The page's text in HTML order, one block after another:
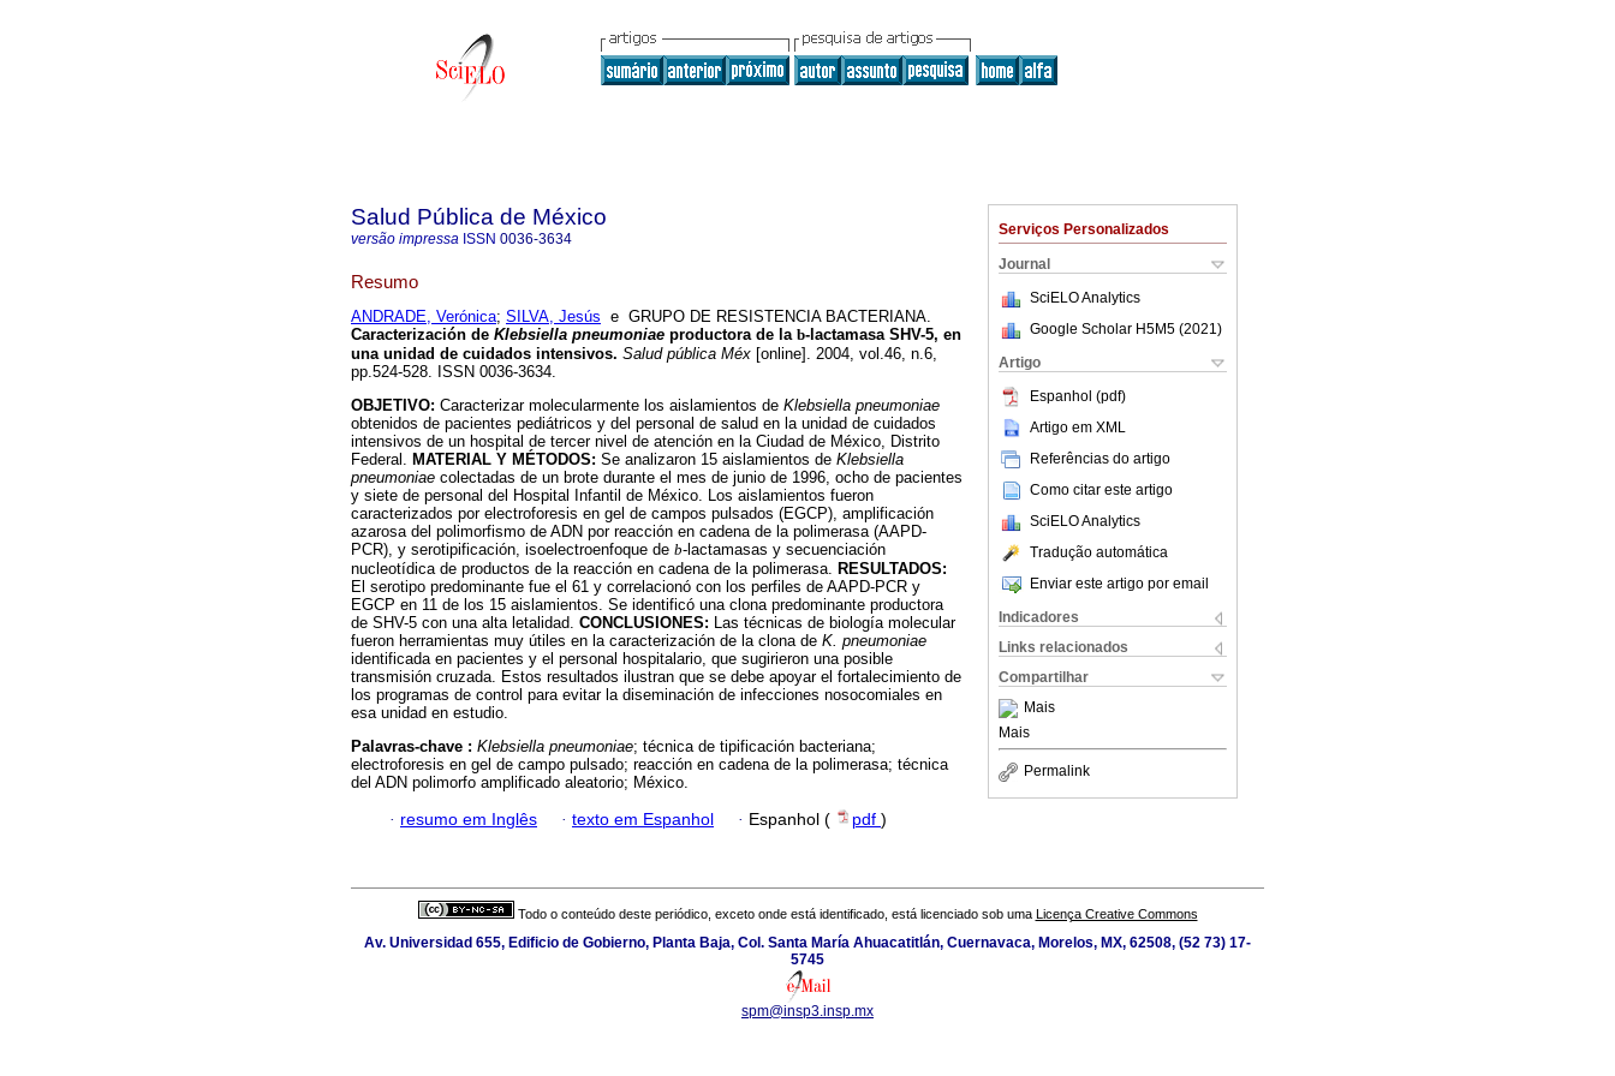
Serviços Personalizados
Journal
SciELO Analytics
Google Scholar H5M5 (2021 )
Artigo
Espanhol (pdf)
Artigo em XML
Referências do artigo
Como citar este artigo
SciELO Analytics
Tradução automática
Enviar este artigo por email
Indicadores
Links relacionados
Compartilhar
Mais
Mais
Permalink
Salud Pública de México
versão impressa ISSN 0036-3634
Resumo
ANDRADE, Verónica; SILVA, Jesús e GRUPO DE RESISTENCIA BACTERIANA.
Caracterización de Klebsiella pneumoniae productora de la b-lactamasa SHV-5, en
una unidad de cuidados intensivos. Salud pública Méx [online]. 2004, vol.46, n.6,
pp.524-528. ISSN 0036-3634.
OBJETIVO: Caracterizar molecularmente los aislamientos de Klebsiella pneumoniae
obtenidos de pacientes pediátricos y del personal de salud en la unidad de cuidados
intensivos de un hospital de tercer nivel de atención en la Ciudad de México, Distrito
Federal. MATERIAL Y MÉTODOS: Se analizaron 15 aislamientos de Klebsiella
pneumoniae colectadas de un brote durante el mes de junio de 1996, ocho de pacientes
y siete de personal del Hospital Infantil de México. Los aislamientos fueron
caracterizados por electroforesis en gel de campos pulsados (EGCP), amplificación
azarosa del polimorfismo de ADN por reacción en cadena de la polimerasa (AAPD-
PCR), y serotipificación, isoelectroenfoque de b-lactamasas y secuenciación
nucleotídica de productos de la reacción en cadena de la polimerasa. RESULTADOS:
El serotipo predominante fue el 61 y correlacionó con los perfiles de AAPD-PCR y
EGCP en 11 de los 15 aislamientos. Se identificó una clona predominante productora
de SHV-5 con una alta letalidad. CONCLUSIONES: Las técnicas de biología molecular
fueron herramientas muy útiles en la caracterización de la clona de K. pneumoniae
identificada en pacientes y el personal hospitalario, que sugirieron una posible
transmisión cruzada. Estos resultados ilustran que se debe apoyar el fortalecimiento de
los programas de control para evitar la diseminación de infecciones nosocomiales en
esa unidad en estudio.
Palavras-chave : Klebsiella pneumoniae; técnica de tipificación bacteriana;
electroforesis en gel de campo pulsado; reacción en cadena de la polimerasa; técnica
del ADN polimorfo amplificado aleatorio; México.
· resumo em Inglês · texto em Espanhol · Espanhol ( pdf )
Todo o conteúdo deste periódico, exceto onde está identificado, está licenciado sob uma Licença Creative Commons
Av. Universidad 655, Edificio de Gobierno, Planta Baja, Col. Santa María Ahuacatitlán, Cuernavaca, Morelos, MX, 62508, (52 73) 17-
5745
spm@insp3.insp.mx